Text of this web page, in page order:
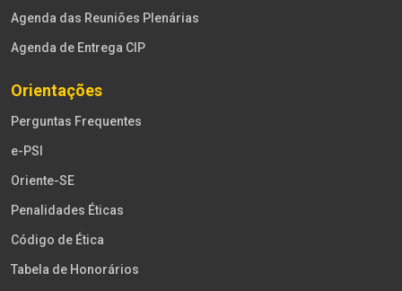
Agenda das Reuniões Plenárias
Agenda de Entrega CIP
Orientações
Perguntas Frequentes
e-PSI
Oriente-SE
Penalidades Éticas
Código de Ética
Tabela de Honorários